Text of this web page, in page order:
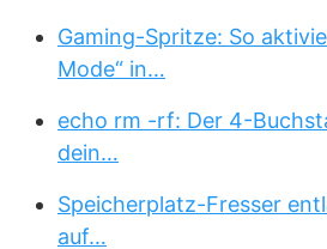
Gaming-Spritze: So
Mode“ in…
echo rm -rf: Der 4-
dein…
Speicherplatz-Fresser
auf…